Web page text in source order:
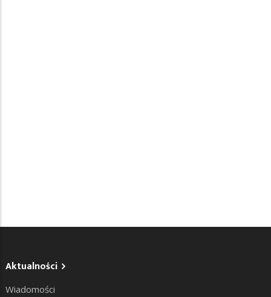
Aktualności
Wiadomości